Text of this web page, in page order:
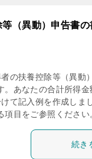
（異動）申告書の
の扶養控除等（異動
あなたの合計所得金
て記入例を作成しま
目をご参照ください
続き